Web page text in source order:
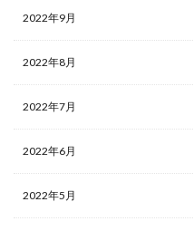
2022年9月
2022年8月
2022年7月
2022年6月
2022年5月